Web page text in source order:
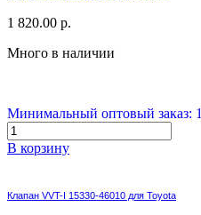
1 820.00 р.
Много в наличии
Минимальный оптовый заказ: 1
В корзину
Клапан VVT-I 15330-46010 для Toyota